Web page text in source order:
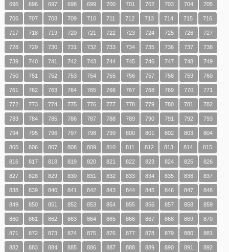
695 696 697 698 699 700 701 702 703 704 705
706 707 708 709 710 711 712 713 714 715 716
717 718 719 720 721 722 723 724 725 726 727
728 729 730 731 732 733 734 735 736 737 738
739 740 741 742 743 744 745 746 747 748 749
750 751 752 753 754 755 756 757 758 759 760
761 762 763 764 765 766 767 768 769 770 771
772 773 774 775 776 777 778 779 780 781 782
783 784 785 786 787 788 789 790 791 792 793
794 795 796 797 798 799 800 801 802 803 804
805 806 807 808 809 810 811 812 813 814 815
816 817 818 819 820 821 822 823 824 825 826
827 828 829 830 831 832 833 834 835 836 837
838 839 840 841 842 843 844 845 846 847 848
849 850 851 852 853 854 855 856 857 858 859
860 861 862 863 864 865 866 867 868 869 870
871 872 873 874 875 876 877 878 879 880 881
882 883 884 885 886 887 888 889 890 891 892